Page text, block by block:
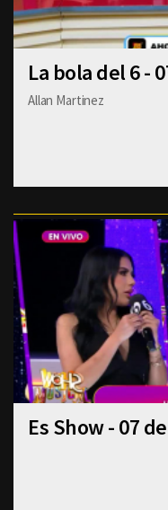
La bola del 6 -
Allan Martinez
Es Show - 07